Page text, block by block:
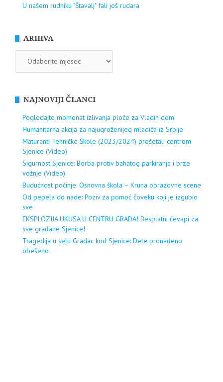
U našem rudniku "Štavalj" fali još rudara
ARHIVA
NAJNOVIJI ČLANCI
Pogledajte momenat izlivanja ploče za Vladin dom
Humanitarna akcija za najugroženijeg mladića iz Srbije
Maturanti Tehničke Škole (2023/2024) prošetali centrom
Sjenice (Video)
Sigurnost Sjenice: Borba protiv bahatog parkiranja i brze
vožnje (Video)
Budućnost počinje: Osnovna škola – Kruna obrazovne scene
Od pepela do nade: Poziv za pomoć čoveku koji je izgubio
sve
EKSPLOZIJA UKUSA U CENTRU GRADA! Besplatni ćevapi za
sve građane Sjenice!
Tragedija u selu Gradac kod Sjenice: Dete pronađeno
obešeno